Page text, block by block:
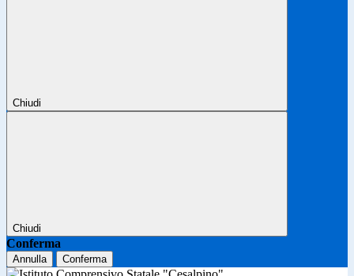
Chiudi
Chiudi
Conferma
Annulla Conferma